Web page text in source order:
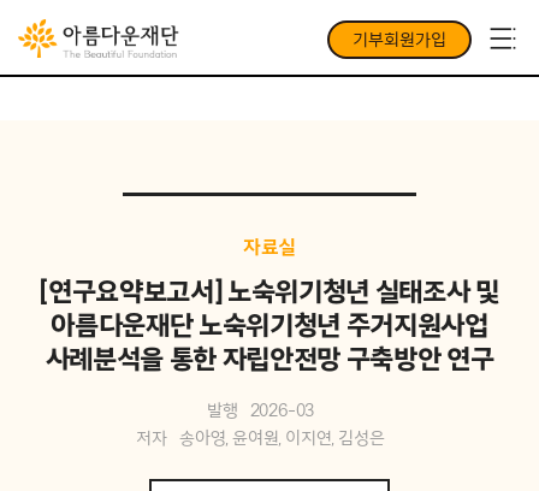
기부회원가입
자료실
[연구요약보고서] 노숙위기청년 실태조사 및
아름다운재단 노숙위기청년 주거지원사업
사례분석을 통한 자립안전망 구축방안 연구
발행
2026-03
저자 송아영, 윤여원, 이지연, 김성은